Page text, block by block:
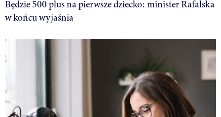
Będzie 500 plus na pierwsze dziecko: minister Rafalska
w końcu wyjaśnia